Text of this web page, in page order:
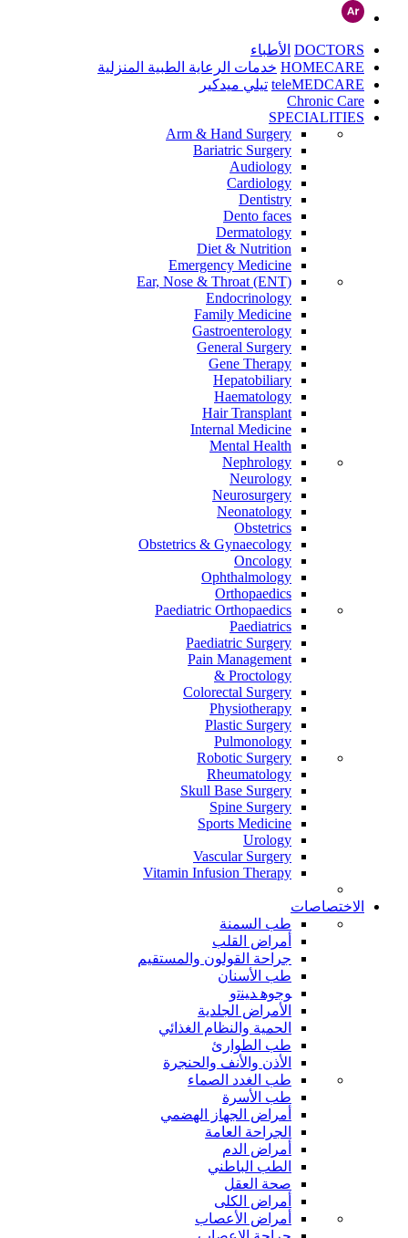
DOCTORS الأطباء
HOMECARE خدمات الرعاية الطبية المنزلية
teleMEDCARE تيلي ميدكير
Chronic Care
SPECIALITIES
Arm & Hand Surgery
Bariatric Surgery
Audiology
Cardiology
Dentistry
Dento faces
Dermatology
Diet & Nutrition
Emergency Medicine
Ear, Nose & Throat (ENT)
Endocrinology
Family Medicine
Gastroenterology
General Surgery
Gene Therapy
Hepatobiliary
Haematology
Hair Transplant
Internal Medicine
Mental Health
Nephrology
Neurology
Neurosurgery
Neonatology
Obstetrics
Obstetrics & Gynaecology
Oncology
Ophthalmology
Orthopaedics
Paediatric Orthopaedics
Paediatrics
Paediatric Surgery
Pain Management
Proctology &
Colorectal Surgery
Physiotherapy
Plastic Surgery
Pulmonology
Robotic Surgery
Rheumatology
Skull Base Surgery
Spine Surgery
Sports Medicine
Urology
Vascular Surgery
Vitamin Infusion Therapy
الاختصاصات
طب السمنة
أمراض القلب
جراحة القولون والمستقيم
طب الأسنان
ﻮﺟﻮﻫ ﺪﻴﻨﺗﻭ
الأمراض الجلدية
الحمية والنظام الغذائي
طب الطوارئ
الأذن والأنف والحنجرة
طب الغدد الصماء
طب الأسرة
أمراض الجهاز الهضمي
الجراحة العامة
أمراض الدم
الطب الباطني
صحة العقل
أمراض الكلى
أمراض الأعصاب